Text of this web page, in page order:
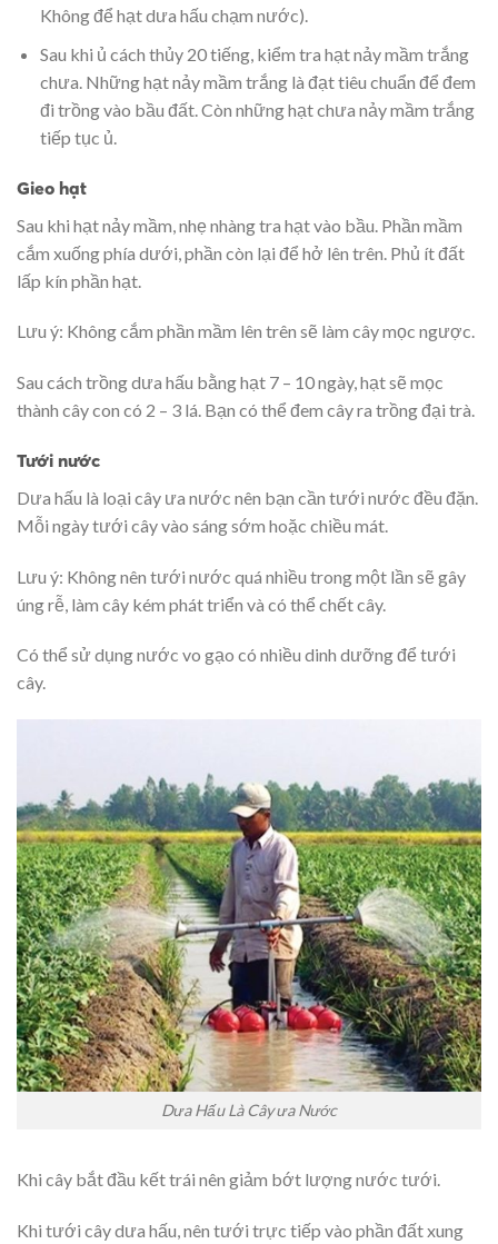
Không để hạt dưa hấu chạm nước).
Sau khi ủ cách thủy 20 tiếng, kiểm tra hạt nảy mầm trắng
chưa. Những hạt nảy mầm trắng là đạt tiêu chuẩn để đem
đi trồng vào bầu đất. Còn những hạt chưa nảy mầm trắng
tiếp tục ủ.
Gieo hạt
Sau khi hạt nảy mầm, nhẹ nhàng tra hạt vào bầu. Phần mầm
cắm xuống phía dưới, phần còn lại để hở lên trên. Phủ ít đất
lấp kín phần hạt.
Lưu ý: Không cắm phần mầm lên trên sẽ làm cây mọc ngược.
Sau cách trồng dưa hấu bằng hạt 7 – 10 ngày, hạt sẽ mọc
thành cây con có 2 – 3 lá. Bạn có thể đem cây ra trồng đại trà.
Tưới nước
Dưa hấu là loại cây ưa nước nên bạn cần tưới nước đều đặn.
Mỗi ngày tưới cây vào sáng sớm hoặc chiều mát.
Lưu ý: Không nên tưới nước quá nhiều trong một lần sẽ gây
úng rễ, làm cây kém phát triển và có thể chết cây.
Có thể sử dụng nước vo gạo có nhiều dinh dưỡng để tưới
cây.
Dưa Hấu Là Cây ưa Nước
Khi cây bắt đầu kết trái nên giảm bớt lượng nước tưới.
Khi tưới cây dưa hấu, nên tưới trực tiếp vào phần đất xung